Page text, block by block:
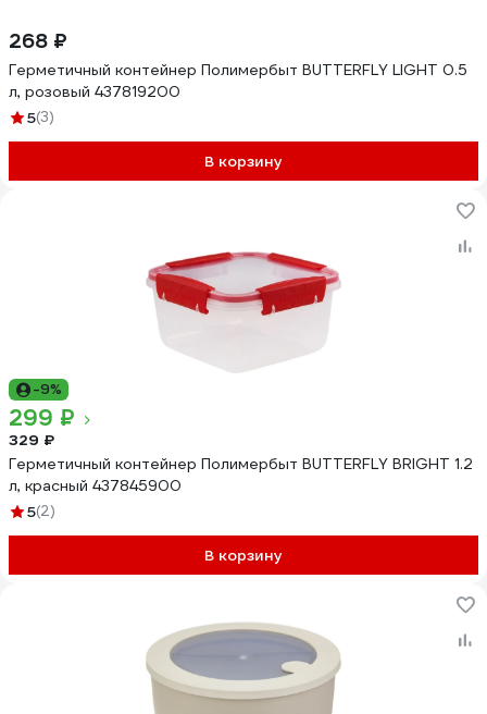
268 ₽
Герметичный контейнер Полимербыт BUTTERFLY LIGHT 0.5
л, розовый 437819200
5(3)
В корзину
-9%
299 ₽
329 ₽
Герметичный контейнер Полимербыт BUTTERFLY BRIGHT 1.2
л, красный 437845900
5(2)
В корзину